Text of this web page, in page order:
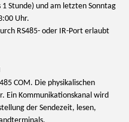
Stunde) und am letzten Sonntag
Uhr.
RS485- oder IR-Port erlaubt
COM. Die physikalischen
Ein Kommunikationskanal wird
der Sendezeit, lesen,